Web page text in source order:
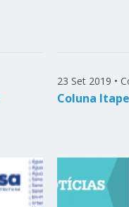
23 Set 2019 •
Coluna